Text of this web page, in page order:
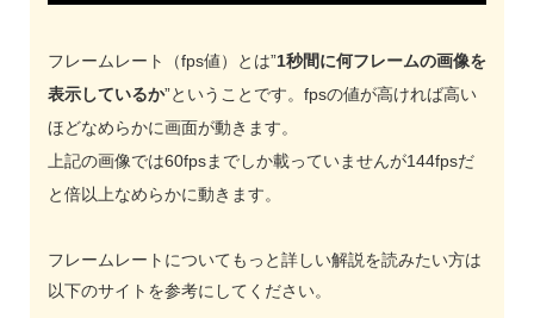
フレームレート（fps値）とは”1秒間に何フレームの画像を
表示しているか”ということです。fpsの値が高ければ高い
ほどなめらかに画面が動きます。
上記の画像では60fpsまでしか載っていませんが144fpsだ
と倍以上なめらかに動きます。
フレームレートについてもっと詳しい解説を読みたい方は
以下のサイトを参考にしてください。